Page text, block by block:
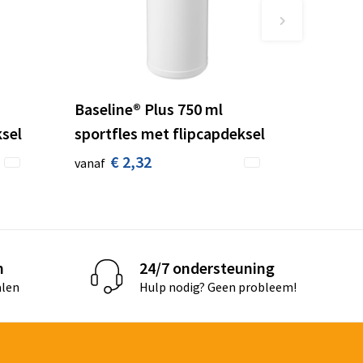
Baseline® Plus 750 ml
sportfles met flipcapdeksel
vanaf € 2,32
24/7 ondersteuning
Hulp nodig? Geen probleem!